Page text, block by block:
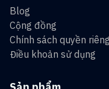
Blog
Cộng đồng
Chính sách quyền
Điều khoản sử dụng